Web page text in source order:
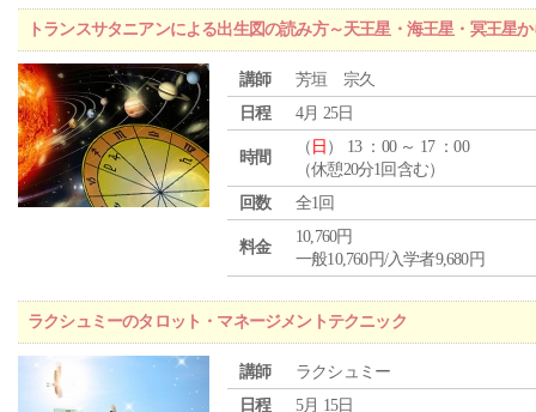
トランスサタニアンによる出生図の読み方～天王星・海王星・冥王星
講師
芳垣 宗久
日程
4月 25日
時間
（ 日 ） 13 ：00 ～ 17 ：00
（休憩20分1回含む）
回数
全1回
料金
10,760円
一般10,760円/入学者9,680円
ラクシュミーのタロット・マネージメントテクニック
講師
ラクシュミー
日程
5月 15日